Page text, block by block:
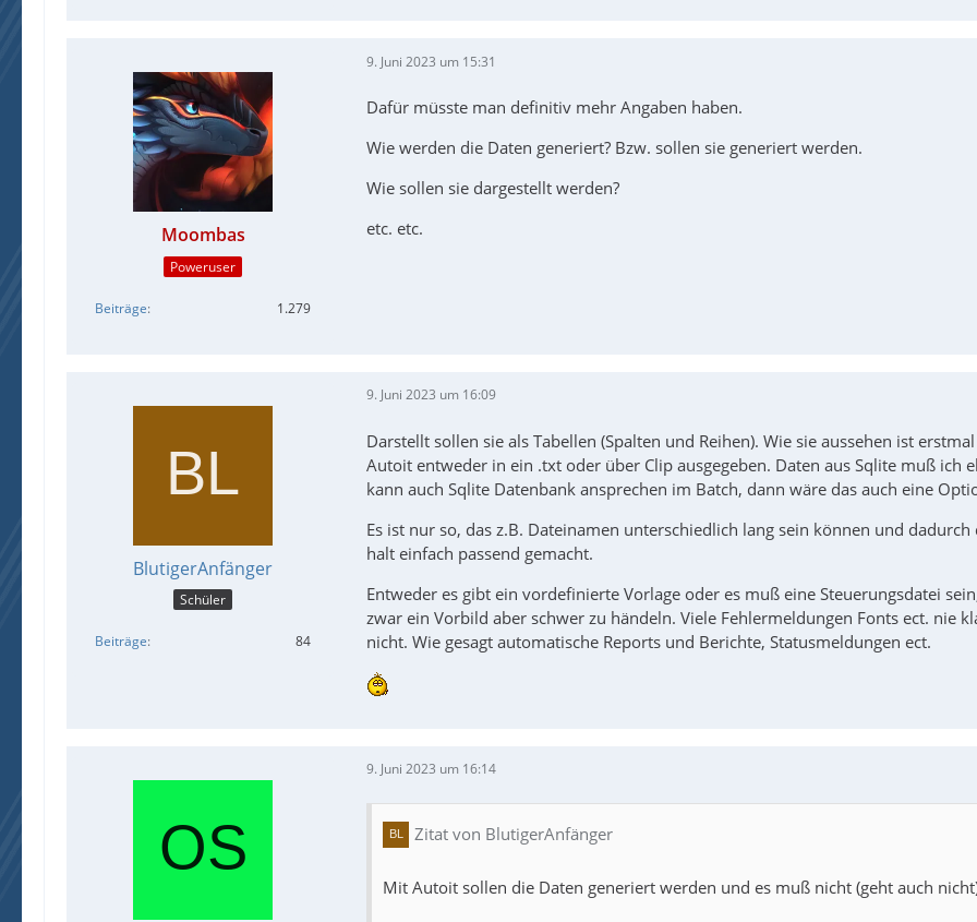
Moombas
Poweruser
Beiträge 1.279
9. Juni 2023 um 15:31
Dafür müsste man definitiv mehr Angaben haben.
Wie werden die Daten generiert? Bzw. sollen sie generiert werden.
Wie sollen sie dargestellt werden?
etc. etc.
BlutigerAnfänger
Schüler
Beiträge 84
9. Juni 2023 um 16:09
Darstellt sollen sie als Tabellen (Spalten und Reihen). Wie sie aussehen ist
Autoit entweder in ein .txt oder über Clip ausgegeben. Daten aus Sqlite muß ich
kann auch Sqlite Datenbank ansprechen im Batch, dann wäre das auch eine
Es ist nur so, das z.B. Dateinamen unterschiedlich lang sein können und
halt einfach passend gemacht.
Entweder es gibt ein vordefinierte Vorlage oder es muß eine Steuerungsdatei
zwar ein Vorbild aber schwer zu händeln. Viele Fehlermeldungen Fonts ect. nie
nicht. Wie gesagt automatische Reports und Berichte, Statusmeldungen ect.
9. Juni 2023 um 16:14
Zitat von BlutigerAnfänger
Mit Autoit sollen die Daten generiert werden und es muß nicht (geht auch